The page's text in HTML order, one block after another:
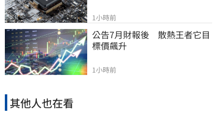
1小時前
公告7月財報後　散熱王者它目
標價飆升
1小時前
其他人也在看